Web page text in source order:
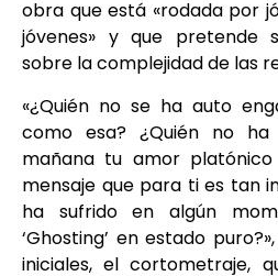
obra que está «rodada por
jóvenes» y que pretende
sobre la complejidad de las
«¿Quién no se ha auto
como esa? ¿Quién no ha
mañana tu amor
mensaje que para ti es tan
ha sufrido en algún
‘Ghosting’ en estado
iniciales, el cortometraje,